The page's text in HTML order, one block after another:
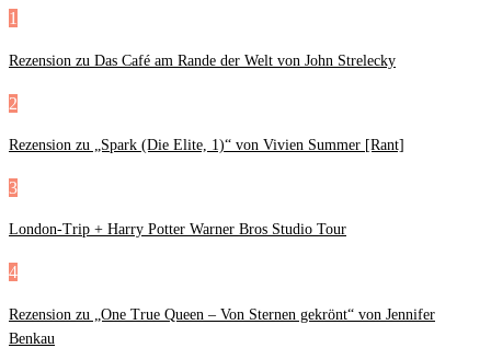
1
Rezension zu Das Café am Rande der Welt von John Strelecky
2
Rezension zu „Spark (Die Elite, 1)“ von Vivien Summer [Rant]
3
London-Trip + Harry Potter Warner Bros Studio Tour
4
Rezension zu „One True Queen – Von Sternen gekrönt“ von Jennifer
Benkau